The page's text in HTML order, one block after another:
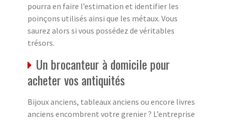
pourra en faire l’estimation et identifier les
poinçons utilisés ainsi que les métaux. Vous
saurez alors si vous possédez de véritables
trésors.
Un brocanteur à domicile pour
acheter vos antiquités
Bijoux anciens, tableaux anciens ou encore livres
anciens encombrent votre grenier ? L’entreprise